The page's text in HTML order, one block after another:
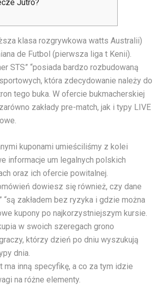
Jutro?
klasa rozgrywkowa watts Australii)
de Futbol (pierwsza liga t Kenii).
STS” “posiada bardzo rozbudowaną
która zdecydowanie należy do
tego buka. W ofercie bukmacherskiej
zakłady pre-match, jak i typy LIVE
kuponami umieściliśmy z kolei
informacje um legalnych polskich
oraz ich ofercie powitalnej.
dowiesz się również, czy dane
“są zakładem bez ryzyka i gdzie można
kupony po najkorzystniejszym kursie.
w swoich szeregach grono
którzy dzień po dniu wyszukują
dnia.
ma inną specyfikę, a co za tym idzie
na różne elementy.